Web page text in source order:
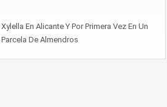
En Alicante Y Por Primera Vez En Un
De Almendros